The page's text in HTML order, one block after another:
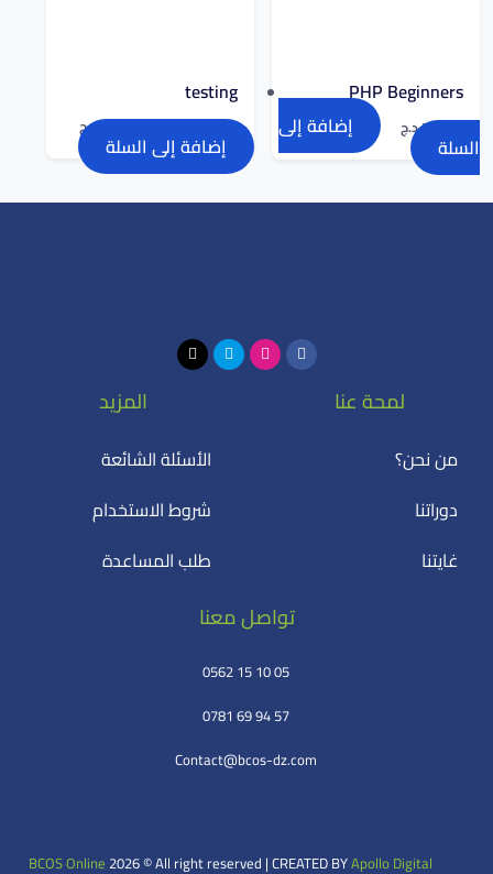
PHP Beginners
299.00د.ج إضافة إلى
السلة
testing
15,000.00د.ج7,000.00د.ج
إضافة إلى السلة
لمحة عنا
من نحن؟
دوراتنا
غايتنا
المزيد
الأسئلة الشائعة
شروط الاستخدام
طلب المساعدة
تواصل معنا
0562 15 10 05
0781 69 94 57
Contact@bcos-dz.com
BCOS Online 2026© All right reserved | CREATED BYApollo Digital